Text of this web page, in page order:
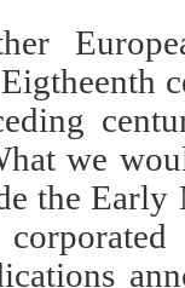
we
the Early